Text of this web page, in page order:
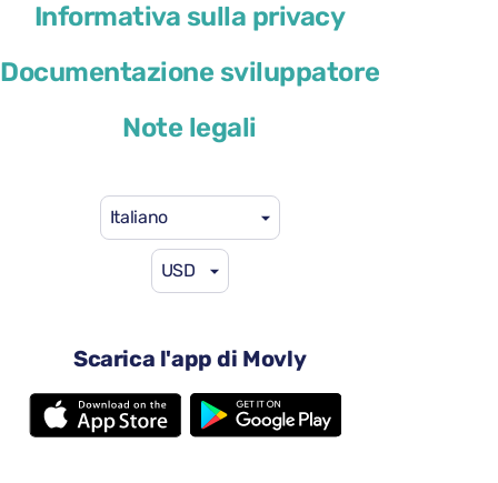
Informativa sulla privacy
Documentazione sviluppatore
Note legali
Italiano
USD
Scarica l'app di Movly
Toyota Yaris
Cambio automatico
5 sedili
Una grande valigia